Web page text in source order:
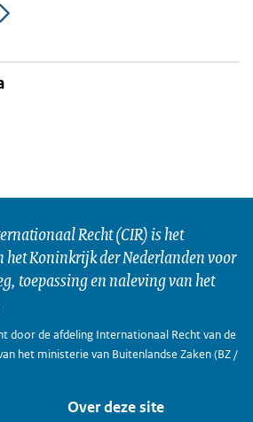
Recht (CIR) is het
het Koninkrijk der Nederlanden voor
toepassing en naleving van het
door de afdeling Internationaal Recht van de
het ministerie van Buitenlandse Zaken (BZ /
Over deze site